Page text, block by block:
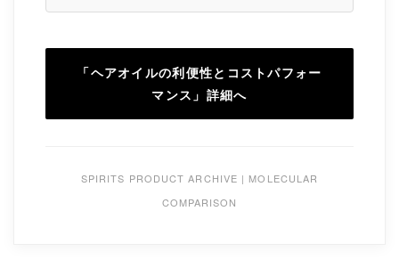
「ヘアオイルの利便性とコストパフォー
マンス」詳細へ
SPIRITS PRODUCT ARCHIVE | MOLECULAR
COMPARISON